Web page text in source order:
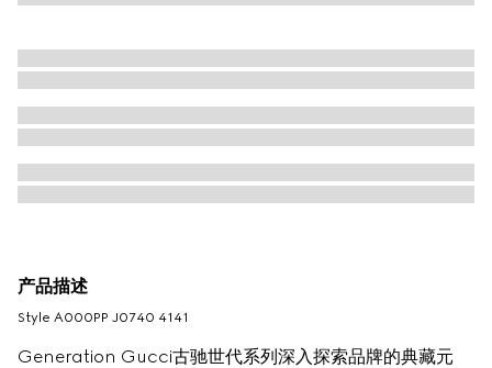
产品描述
Style ‎A000PP J0740 4141
Generation Gucci古驰世代系列深入探索品牌的典藏元